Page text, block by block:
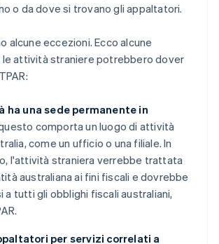
o da dove si trovano gli appaltatori.
alcune eccezioni. Ecco alcune
le attività straniere potrebbero dover
ha una sede permanente in
comporta un luogo di attività
come un ufficio o una filiale. In
l'attività straniera verrebbe trattata
australiana ai fini fiscali e dovrebbe
a tutti gli obblighi fiscali australiani,
per servizi correlati a